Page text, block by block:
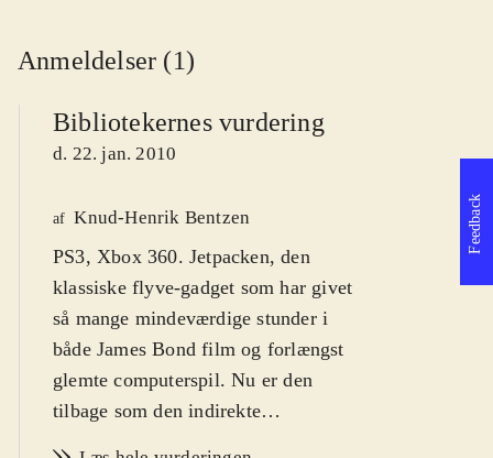
Anmeldelser (1)
Bibliotekernes vurdering
d. 22. jan. 2010
af Knud-Henrik Bentzen
PS3, Xbox 360. Jetpacken, den
klassiske flyve-gadget som har givet
så mange mindeværdige stunder i
både James Bond film og forlængst
glemte computerspil. Nu er den
tilbage som den indirekte
Feedback